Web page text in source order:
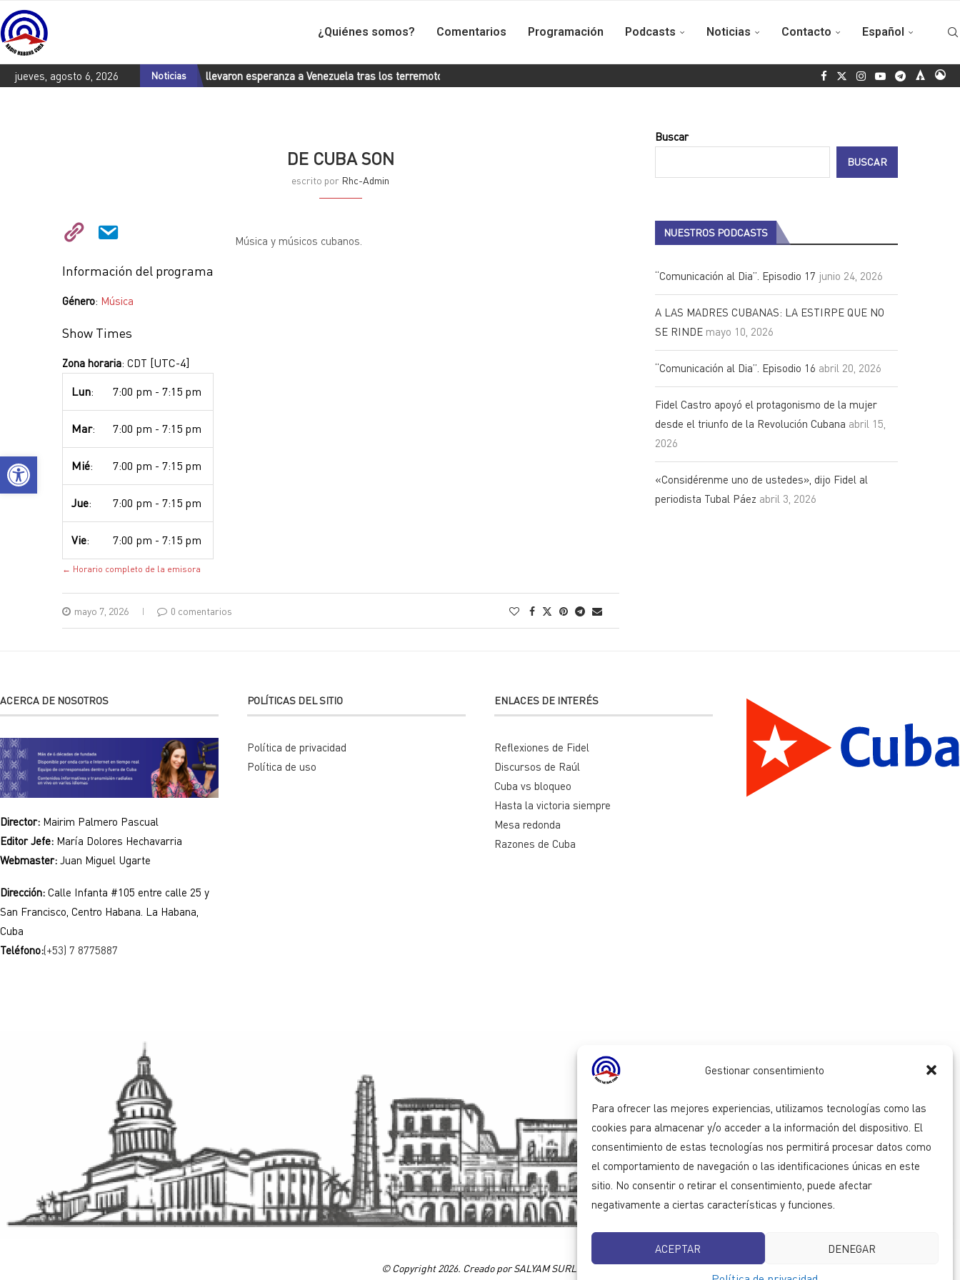
Abrir barra de herramientas
Gestionar consentimiento
Para ofrecer las mejores experiencias, utilizamos tecnologías como las
cookies para almacenar y/o acceder a la información del dispositivo. El
consentimiento de estas tecnologías nos permitirá procesar datos como
el comportamiento de navegación o las identificaciones únicas en este
sitio. No consentir o retirar el consentimiento, puede afectar
negativamente a ciertas características y funciones.
ACEPTAR DENEGAR
jueves, agosto 6, 2026 Noticias
a los 18 héroes cubanos que llevaron esperanza a Venezuela tras los terremotos Movimiento Sin Tierra de Brasil entrega
¿Quiénes somos? Comentarios Programación Podcasts Noticias Contacto Español
DE CUBA SON
escrito por Rhc-Admin
Información del programa
Género: Música
Show Times
Zona horaria: CDT [UTC-4]
Lun: 7:00 pm - 7:15 pm
Mar: 7:00 pm - 7:15 pm
Mié: 7:00 pm - 7:15 pm
Jue: 7:00 pm - 7:15 pm
Vie: 7:00 pm - 7:15 pm
← Horario completo de la emisora
Música y músicos cubanos.
mayo 7, 2026 0 comentarios
Buscar
BUSCAR
NUESTROS PODCASTS
“Comunicación al Dia”. Episodio 17 junio 24, 2026
A LAS MADRES CUBANAS: LA ESTIRPE QUE NO
SE RINDE mayo 10, 2026
“Comunicación al Dia”. Episodio 16 abril 20, 2026
Fidel Castro apoyó el protagonismo de la mujer
desde el triunfo de la Revolución Cubana abril 15,
2026
«Considérenme uno de ustedes», dijo Fidel al
periodista Tubal Páez abril 3, 2026
ACERCA DE NOSOTROS
Director: Mairim Palmero Pascual
Editor Jefe: María Dolores Hechavarria
Webmaster: Juan Miguel Ugarte
Dirección: Calle Infanta #105 entre calle 25 y
San Francisco, Centro Habana. La Habana,
Cuba
Teléfono:(+53) 7 8775887
POLÍTICAS DEL SITIO
Política de privacidad
Política de uso
ENLACES DE INTERÉS
Reflexiones de Fidel
Discursos de Raúl
Cuba vs bloqueo
Hasta la victoria siempre
Mesa redonda
Razones de Cuba
© Copyright 2026. Creado por SALYAM SURL.